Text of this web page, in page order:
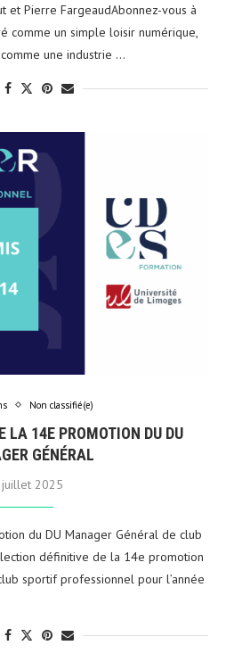
et Pierre FargeaudAbonnez-vous à
comme un simple loisir numérique,
comme une industrie …
Non classifié(e)
LA 14E PROMOTION DU DU
GÉNÉRAL
2025
du DU Manager Général de club
définitive de la 14e promotion
sportif professionnel pour l’année